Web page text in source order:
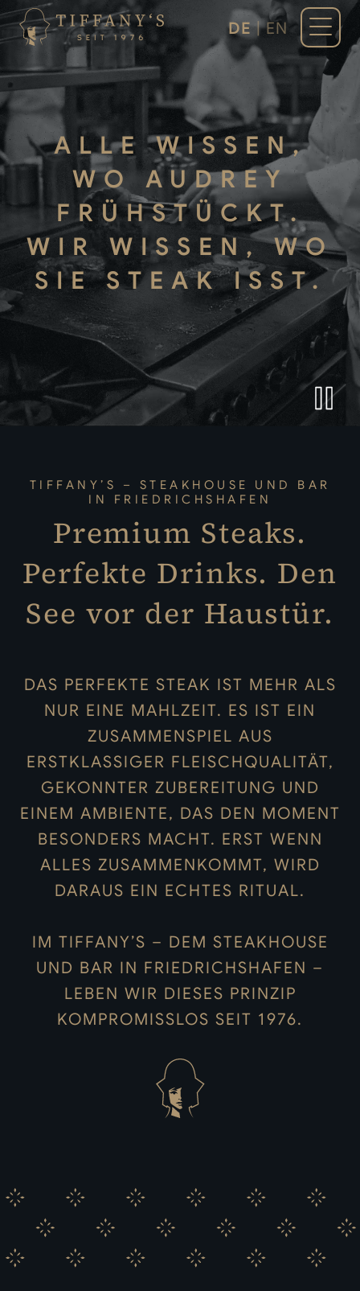
DE|EN
ALLE WISSEN,
WO AUDREY
FRÜHSTÜCKT.
WIR WISSEN, WO
SIE STEAK ISST.
TIFFANY’S – STEAKHOUSE UND BAR
IN FRIEDRICHSHAFEN
Premium Steaks.
Perfekte Drinks. Den
See vor der Haustür.
DAS PERFEKTE STEAK IST MEHR ALS
NUR EINE MAHLZEIT. ES IST EIN
ZUSAMMENSPIEL AUS
ERSTKLASSIGER FLEISCHQUALITÄT,
GEKONNTER ZUBEREITUNG UND
EINEM AMBIENTE, DAS DEN MOMENT
BESONDERS MACHT. ERST WENN
ALLES ZUSAMMENKOMMT, WIRD
DARAUS EIN ECHTES RITUAL.
IM TIFFANY’S – DEM STEAKHOUSE
UND BAR IN FRIEDRICHSHAFEN –
LEBEN WIR DIESES PRINZIP
KOMPROMISSLOS SEIT 1976.